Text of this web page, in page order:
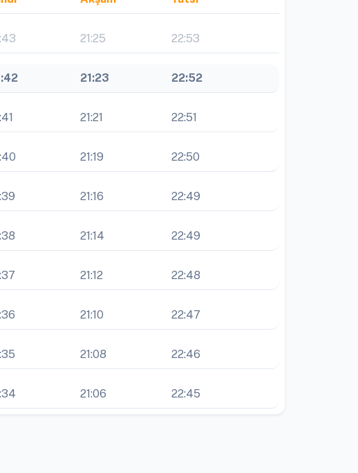
21:25 22:53
21:23 22:52
21:21 22:51
21:19 22:50
21:16 22:49
21:14 22:49
21:12 22:48
21:10 22:47
21:08 22:46
21:06 22:45